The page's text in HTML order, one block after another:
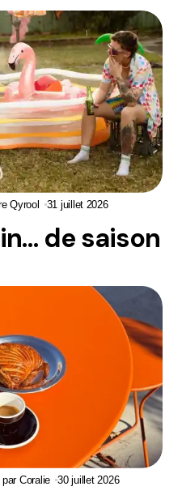
Qyrool 31 juillet 2026
de saison
par Coralie 30 juillet 2026